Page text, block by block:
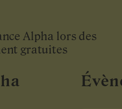
Alpha lors des
gratuites